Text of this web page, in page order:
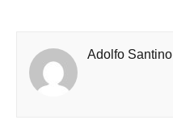
Adolfo Santino